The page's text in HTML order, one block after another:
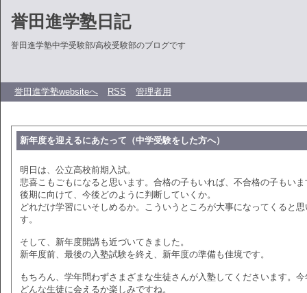
誉田進学塾日記
誉田進学塾中学受験部/高校受験部のブログです
誉田進学塾websiteへ RSS 管理者用
新年度を迎えるにあたって（中学受験をした方へ）
明日は、公立高校前期入試。
悲喜こもごもになると思います。合格の子もいれば、不合格の子もいま
後期に向けて、今後どのように判断していくか。
どれだけ学習にいそしめるか。こういうところが大事になってくると思
す。
そして、新年度開講も近づいてきました。
新年度前、最後の入塾試験を終え、新年度の準備も佳境です。
もちろん、学年問わずさまざまな生徒さんが入塾してくださいます。今
どんな生徒に会えるか楽しみですね。